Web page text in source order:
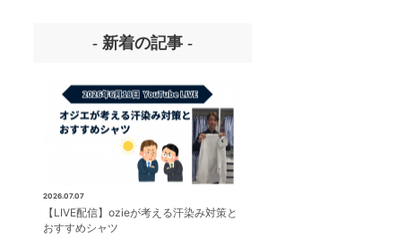
- 新着の記事 -
2026.07.07
【LIVE配信】ozieが考える汗染み対策と
おすすめシャツ